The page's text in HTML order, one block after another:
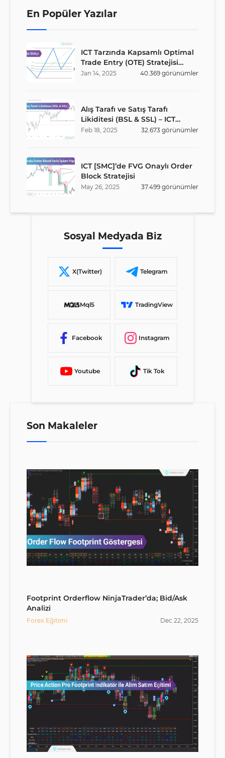
En Popüler Yazılar
ICT Tarzında Kapsamlı Optimal
Trade Entry (OTE) Stratejisi
Rehberi
Jan 14, 2025 40.369 görünümler
Alış Tarafı ve Satış Tarafı
Likiditesi (BSL & SSL) – ICT
Stratejisi
Feb 18, 2025 32.673 görünümler
ICT [SMC]’de FVG Onaylı Order
Block Stratejisi
May 26, 2025 37.499 görünümler
Sosyal Medyada Biz
X(Twitter) Telegram
Mql5 TradingView
Facebook Instagram
Youtube Tik Tok
Son Makaleler
Footprint Orderflow NinjaTrader’da; Bid/Ask
Analizi
Forex Eğitimi Dec 22, 2025